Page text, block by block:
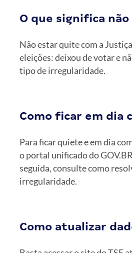
O que significa
Não estar quite com a
eleições: deixou de votar e
tipo de irregularidade.
Como ficar em dia
Para ficar quiete e em dia
o portal unificado do
seguida, consulte como
irregularidade.
Como atualizar